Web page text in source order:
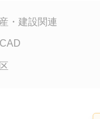
・建設関連